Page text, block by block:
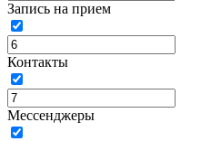
Запись на прием
Контакты
Мессенджеры